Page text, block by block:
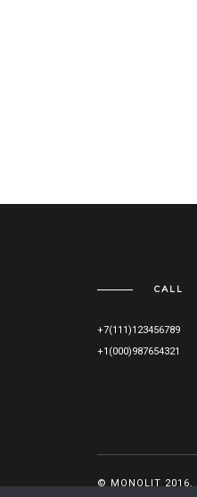
CALL
+7(111)123456789
+1(000)987654321
© MONOLIT 2016.